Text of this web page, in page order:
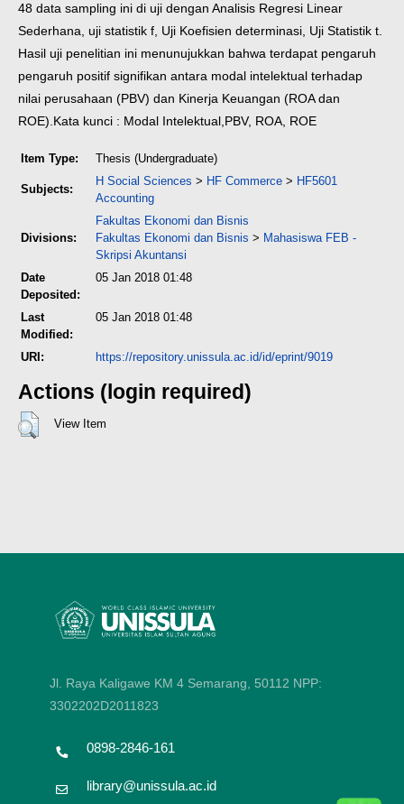
48 data sampling ini di uji dengan Analisis Regresi Linear
Sederhana, uji statistik f, Uji Koefisien determinasi, Uji Statistik t.
Hasil uji penelitian ini menunujukkan bahwa terdapat pengaruh
pengaruh positif signifikan antara modal intelektual terhadap
nilai perusahaan (PBV) dan Kinerja Keuangan (ROA dan
ROE). Kata kunci : Modal Intelektual,PBV, ROA, ROE
Item Type: Thesis (Undergraduate)
Subjects:
H Social Sciences > HF Commerce > HF5601
Accounting
Divisions:
Fakultas Ekonomi dan Bisnis
Fakultas Ekonomi dan Bisnis > Mahasiswa FEB -
Skripsi Akuntansi
Date
Deposited:
05 Jan 2018 01:48
Last
Modified:
05 Jan 2018 01:48
URI: https://repository.unissula.ac.id/id/eprint/9019
Actions (login required)
View Item
Jl. Raya Kaligawe KM 4 Semarang, 50112 NPP:
3302202D2011823
0898-2846-161
library@unissula.ac.id